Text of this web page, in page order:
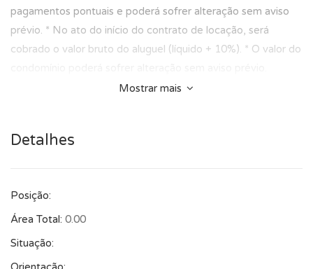
pagamentos pontuais e poderá sofrer alteração sem aviso
prévio. * No ato do início do contrato de locação, será
cobrado o valor bruto do aluguel (líquido + 10%). * O valor do
Agende sua visita e surpreenda-se (41) 3244-3029 / 99161-
Mostrar mais
Detalhes
Posição:
Área Total: 0.00
Situação: